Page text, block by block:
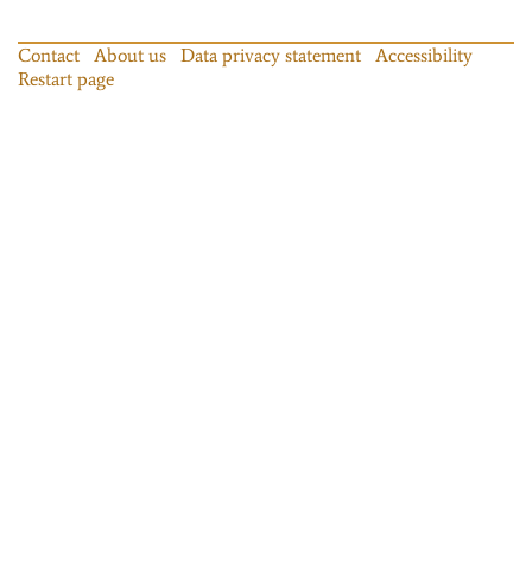
Contact About us Data privacy statement
Accessibility
Restart page